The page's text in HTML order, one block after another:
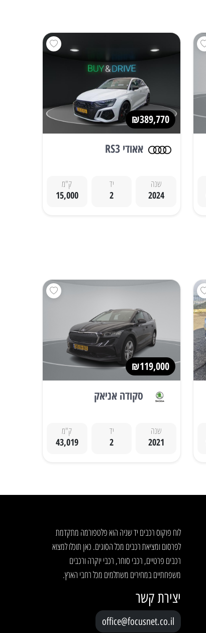
₪389,770
אאודי RS3
שנה
2024
יד
2
ק"מ
15,000
₪119,000
סקודה אניאק
שנה
2021
יד
2
ק"מ
43,019
לוח פוקוס רכבים יד שניה הוא פלטפורמה מתקדמת
לפרסום ומציאת רכבים מכל הסוגים. כאן תוכלו למצוא
רכבים פרטיים, רכבי סוחר, רכבי יוקרה ורכבים
משפחתיים במחירים משתלמים מכל רחבי הארץ.
יצירת קשר
office@focusnet.co.il